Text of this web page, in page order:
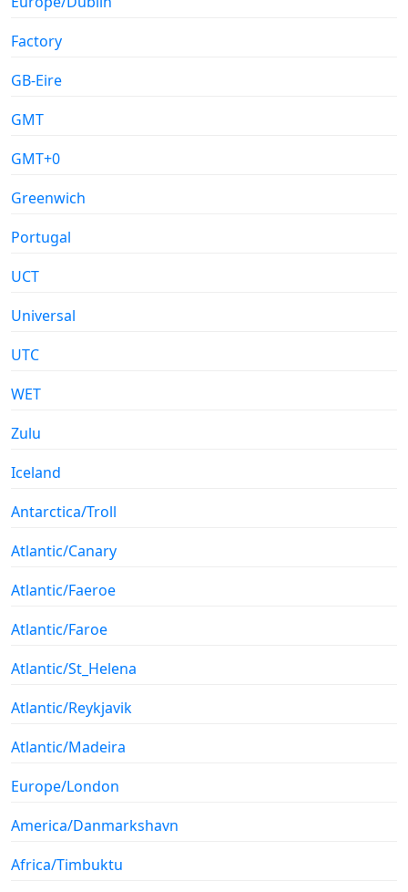
Factory
GB-Eire
GMT
GMT+0
Greenwich
Portugal
UCT
Universal
UTC
WET
Zulu
Iceland
Antarctica/Troll
Atlantic/Canary
Atlantic/Faeroe
Atlantic/Faroe
Atlantic/St_Helena
Atlantic/Reykjavik
Atlantic/Madeira
Europe/London
America/Danmarkshavn
Africa/Timbuktu